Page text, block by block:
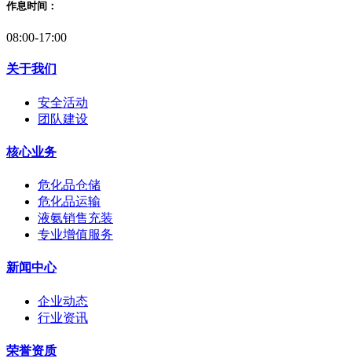
作息时间：
08:00-17:00
关于我们
安全活动
团队建设
核心业务
危化品仓储
危化品运输
液氨销售充装
专业增值服务
新闻中心
企业动态
行业资讯
荣誉资质